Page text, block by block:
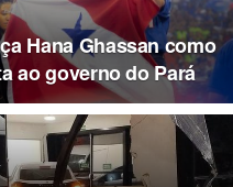
Hana Ghassan como
ao governo do Pará